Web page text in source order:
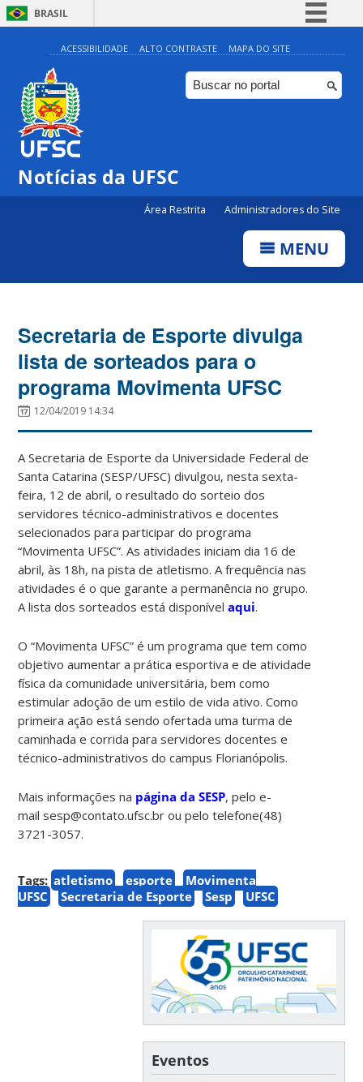
BRASIL
Simplifique!
Comunica BR
Participe
ACESSIBILIDADE ALTO CONTRASTE MAPA DO SITE
Notícias da UFSC
Área Restrita Administradores do Site
MENU
Secretaria de Esporte divulga
lista de sorteados para o
programa Movimenta UFSC
12/04/2019 14:34
A Secretaria de Esporte da Universidade Federal de
Santa Catarina (SESP/UFSC) divulgou, nesta sexta-
feira, 12 de abril, o resultado do sorteio dos
servidores técnico-administrativos e docentes
selecionados para participar do programa
“Movimenta UFSC”. As atividades iniciam dia 16 de
abril, às 18h, na pista de atletismo. A frequência nas
atividades é o que garante a permanência no grupo.
A lista dos sorteados está disponívelaqui.
O “Movimenta UFSC” é um programa que tem como
objetivo aumentar a prática esportiva e de atividade
física da comunidade universitária, bem como
estimular adoção de um estilo de vida ativo. Como
primeira ação está sendo ofertada uma turma de
caminhada e corrida para servidores docentes e
técnico-administrativos do campus Florianópolis.
Mais informações na página da SESP, pelo e-
mail sesp@contato.ufsc.br ou pelo telefone(48)
3721-3057.
Tags: atletismo esporte
Movimenta
UFSC
Secretaria de Esporte Sesp UFSC
Eventos